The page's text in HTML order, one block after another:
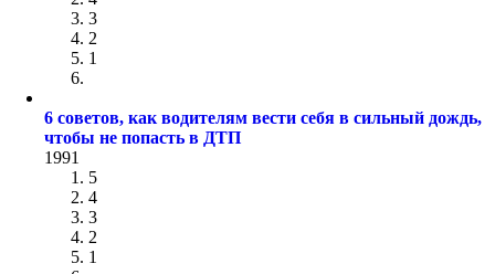
3
2
1
6 советов, как водителям вести себя в сильный дождь,
чтобы не попасть в ДТП
1991
5
4
3
2
1